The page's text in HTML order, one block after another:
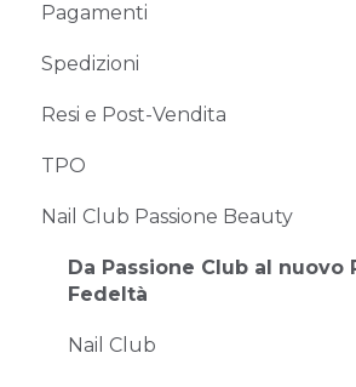
Problemi di accesso
Ordini e chiarimenti
Modifica e annullamento di
Sconti e codici sconto
Pagamenti
Metodi di pagamento
Problemi con il pagamento
Spedizioni
Tempistiche e costi
Problemi con la consegna
Resi e Post-Vendita
Resi e restituzioni
Assistenza post-vendita
TPO
Nail Club Passione Beauty
Da Passione Club al nuovo
Fedeltà
Nail Club